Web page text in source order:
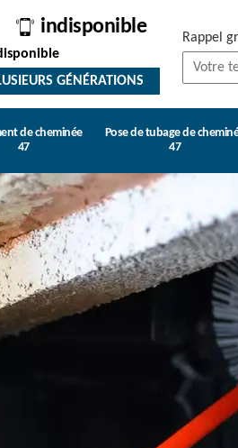
indisponible
GÉNÉRATIONS
Rappel
de cheminée
47
Pose de tubage de
47